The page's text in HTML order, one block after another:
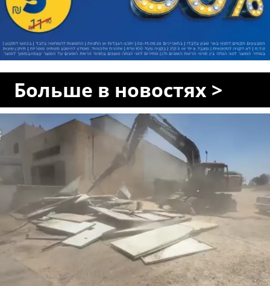
Больше в новостях >